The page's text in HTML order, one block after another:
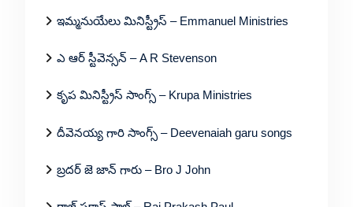
ఇమ్మనుయేలు మినిస్ట్రీస్ – Emmanuel Ministries
ఎ ఆర్ స్టీవెన్సన్ – A R Stevenson
కృప మినిస్ట్రీస్ సాంగ్స్ – Krupa Ministries
దీవెనయ్య గారి సాంగ్స్ – Deevenaiah garu songs
బ్రదర్ జె జాన్ గారు – Bro J John